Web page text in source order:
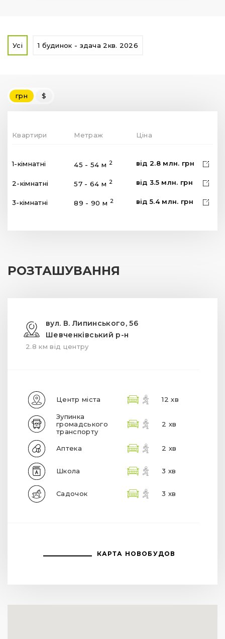
Усі 1 будинок - здача 2кв. 2026
грн $
Квартири Метраж Ціна
1-кімнатні 45 - 54 м 2 від 2.8 млн. грн
2-кімнатні 57 - 64 м 2 від 3.5 млн. грн
3-кімнатні 89 - 90 м 2 від5.4 млн. грн
РОЗТАШУВАННЯ
вул. В. Липинського, 56
Шевченківський р-н
2.8 км від центру
Центр міста 12 хв
Зупинка
громадського
транспорту
2 хв
Аптека 2 хв
Школа 3 хв
Садочок 3 хв
КАРТА НОВОБУДОВ